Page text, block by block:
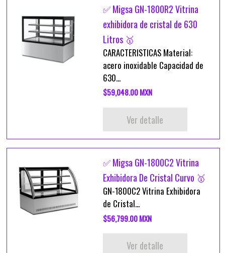
✅ Migsa GN-1800R2 Vitrina
exhibidora de cristal de 630
Litros 🥇
CARACTERISTICAS Material:
acero inoxidable Capacidad de
630...
$59,048.00 MXN
Ver detalle
✅ Migsa GN-1800C2 Vitrina
Exhibidora De Cristal Curvo 🥇
GN-1800C2 Vitrina Exhibidora
de Cristal...
$56,799.00 MXN
Ver detalle